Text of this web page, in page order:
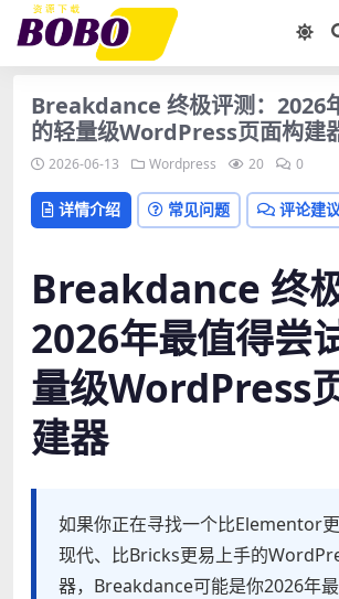
Breakdance 终极评测：2026
的轻量级WordPress页面构建
2026-06-13 Wordpress 20 0
详情介绍 常见问题 评论建
Breakdance 终极
2026年最值得尝
量级WordPress
建器
如果你正在寻找一个比Elementor
现代、比Bricks更易上手的
器，Breakdance可能是你2026年